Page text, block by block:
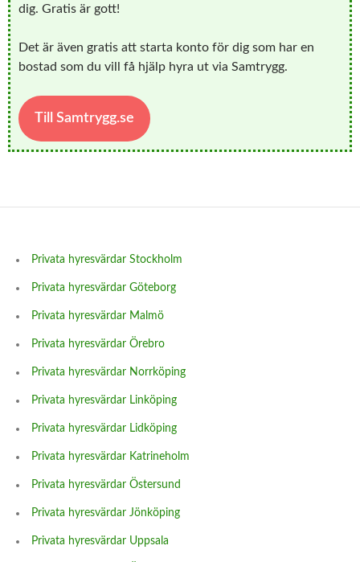
dig. Gratis är gott!
Det är även gratis att starta konto för dig som har en
bostad som du vill få hjälp hyra ut via Samtrygg.
Till Samtrygg.se
Privata hyresvärdar Stockholm
Privata hyresvärdar Göteborg
Privata hyresvärdar Malmö
Privata hyresvärdar Örebro
Privata hyresvärdar Norrköping
Privata hyresvärdar Linköping
Privata hyresvärdar Lidköping
Privata hyresvärdar Katrineholm
Privata hyresvärdar Östersund
Privata hyresvärdar Jönköping
Privata hyresvärdar Uppsala